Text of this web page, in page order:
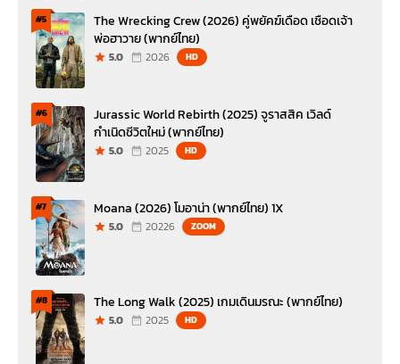
#5
The Wrecking Crew (2026) คู่พยัคฆ์เดือด เชือดเจ้า
พ่อฮาวาย (พากย์ไทย)
5.0 2026 HD
#6
Jurassic World Rebirth (2025) จูราสสิค เวิลด์
กำเนิดชีวิตใหม่ (พากย์ไทย)
5.0 2025 HD
#7 Moana (2026) โมอาน่า (พากย์ไทย) 1X
5.0 20226 ZOOM
#8 The Long Walk (2025) เกมเดินมรณะ (พากย์ไทย)
5.0 2025 HD